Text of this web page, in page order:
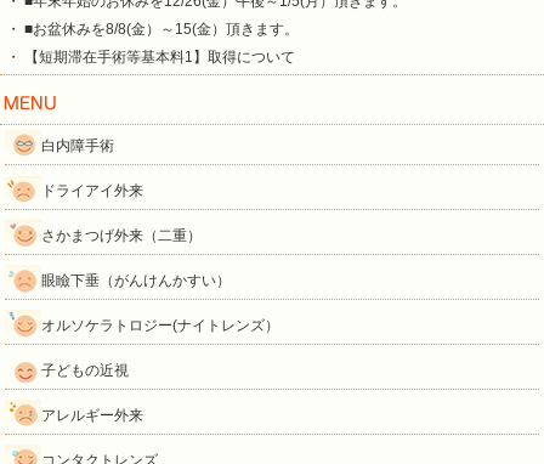
・ ■お盆休みを8/8(金）～15(金）頂きます。
・ 【短期滞在手術等基本料1】取得について
白内障手術
ドライアイ外来
さかまつげ外来（二重）
眼瞼下垂（がんけんかすい）
オルソケラトロジー(ナイトレンズ）
子どもの近視
アレルギー外来
コンタクトレンズ